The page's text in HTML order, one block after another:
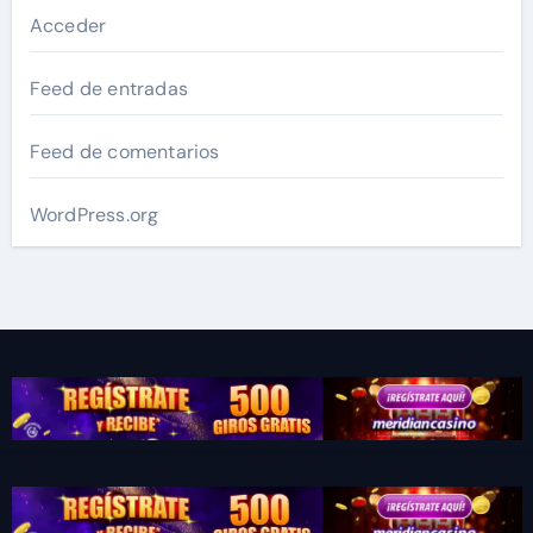
Acceder
Feed de entradas
Feed de comentarios
WordPress.org